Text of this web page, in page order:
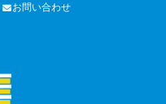
お問い合わせ